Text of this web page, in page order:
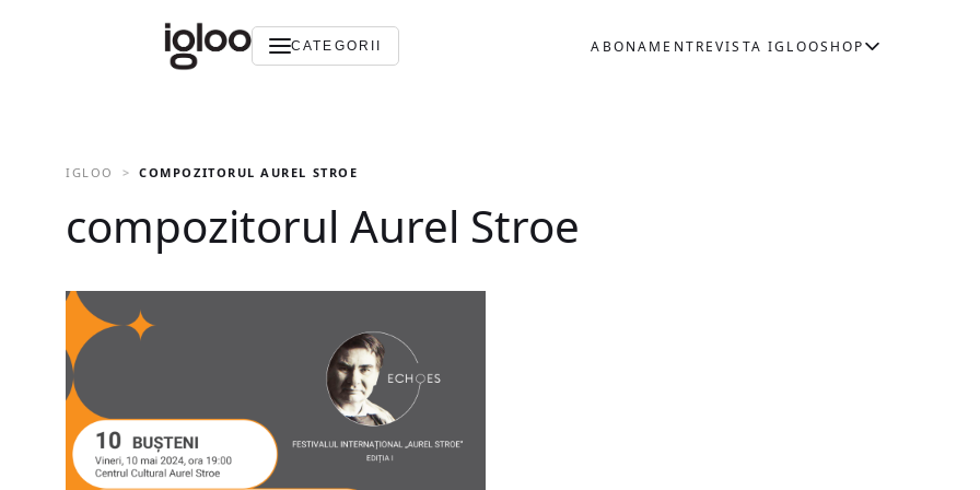
CATEGORII ABONAMENTREVISTA IGLOOSHOP
IGLOO COMPOZITORUL AUREL STROE
compozitorul Aurel Stroe